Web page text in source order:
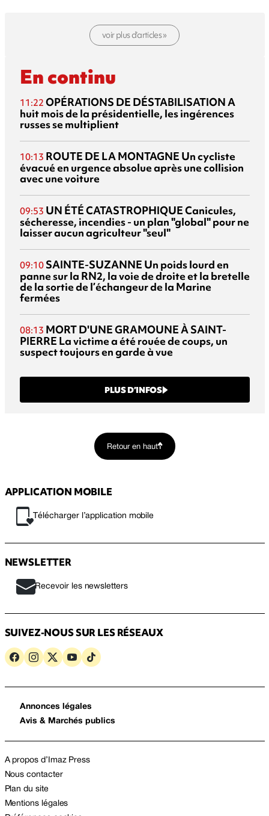
voir plus d’articles »
En continu
11:22 OPÉRATIONS DE DÉSTABILISATIONA
huit mois de la présidentielle, les ingérences
russes se multiplient
10:13 ROUTE DE LA MONTAGNE Un cycliste
évacué en urgence absolue après une collision
avec une voiture
09:53 UN ÉTÉ CATASTROPHIQUECanicules,
sécheresse, incendies - un plan "global" pour ne
laisser aucun agriculteur "seul"
09:10 SAINTE-SUZANNE Un poids lourd en
panne sur la RN2, la voie de droite et la bretelle
de la sortie de l’échangeur de la Marine
fermées
08:13 MORT D'UNE GRAMOUNE À SAINT-
PIERRE La victime a été rouée de coups, un
suspect toujours en garde à vue
PLUS D’INFOS
Retour en haut
APPLICATION MOBILE
Télécharger l’application mobile
NEWSLETTER
Recevoir les newsletters
SUIVEZ-NOUS SUR LES RÉSEAUX
Annonces légales
Avis & Marchés publics
A propos d’Imaz Press
Nous contacter
Plan du site
Mentions légales